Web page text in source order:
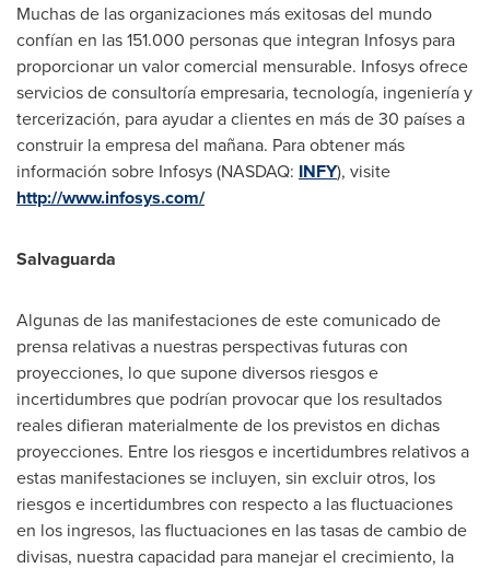
Muchas de las organizaciones más exitosas del mundo
confían en las 151.000 personas que integran Infosys para
proporcionar un valor comercial mensurable. Infosys ofrece
servicios de consultoría empresaria, tecnología, ingeniería y
tercerización, para ayudar a clientes en más de 30 países a
construir la empresa del mañana. Para obtener más
información sobre Infosys (NASDAQ: INFY), visite
http://www.infosys.com/
Salvaguarda
Algunas de las manifestaciones de este comunicado de
prensa relativas a nuestras perspectivas futuras con
proyecciones, lo que supone diversos riesgos e
incertidumbres que podrían provocar que los resultados
reales difieran materialmente de los previstos en dichas
proyecciones. Entre los riesgos e incertidumbres relativos a
estas manifestaciones se incluyen, sin excluir otros, los
riesgos e incertidumbres con respecto a las fluctuaciones
en los ingresos, las fluctuaciones en las tasas de cambio de
divisas, nuestra capacidad para manejar el crecimiento, la